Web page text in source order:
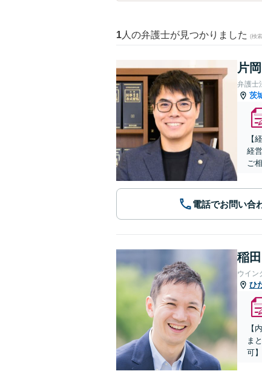
1 人の弁護士が見つかりました (検
片
弁護士
茨
【
経
ご
電話でお問い合
稲
ウイン
ひ
【
ま
可